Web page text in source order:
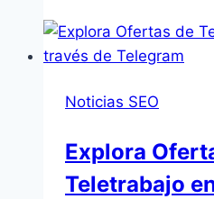
a
Ahrefs
mejorar
SEO
Noticias SEO
Explora
Teletrabajo